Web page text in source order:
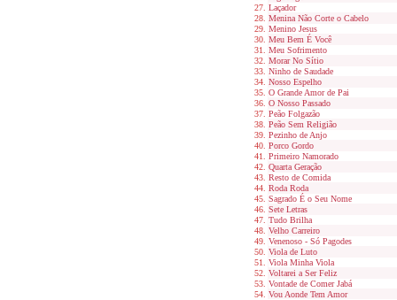
Laçador
Menina Não Corte o Cabelo
Menino Jesus
Meu Bem É Você
Meu Sofrimento
Morar No Sítio
Ninho de Saudade
Nosso Espelho
O Grande Amor de Pai
O Nosso Passado
Peão Folgazão
Peão Sem Religião
Pezinho de Anjo
Porco Gordo
Primeiro Namorado
Quarta Geração
Resto de Comida
Roda Roda
Sagrado É o Seu Nome
Sete Letras
Tudo Brilha
Velho Carreiro
Venenoso - Só Pagodes
Viola de Luto
Viola Minha Viola
Voltarei a Ser Feliz
Vontade de Comer Jabá
Vou Aonde Tem Amor